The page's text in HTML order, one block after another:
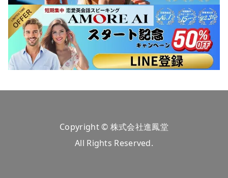
Copyright © 株式会社進鳳堂
All Rights Reserved.